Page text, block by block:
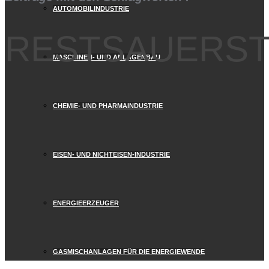
AUTOMOBILINDUSTRIE
MASCHINEN- UND ANLAGENBAU
CHEMIE- UND PHARMAINDUSTRIE
EISEN- UND NICHTEISEN-INDUSTRIE
ENERGIEERZEUGER
GASMISCHANLAGEN FÜR DIE ENERGIEWENDE